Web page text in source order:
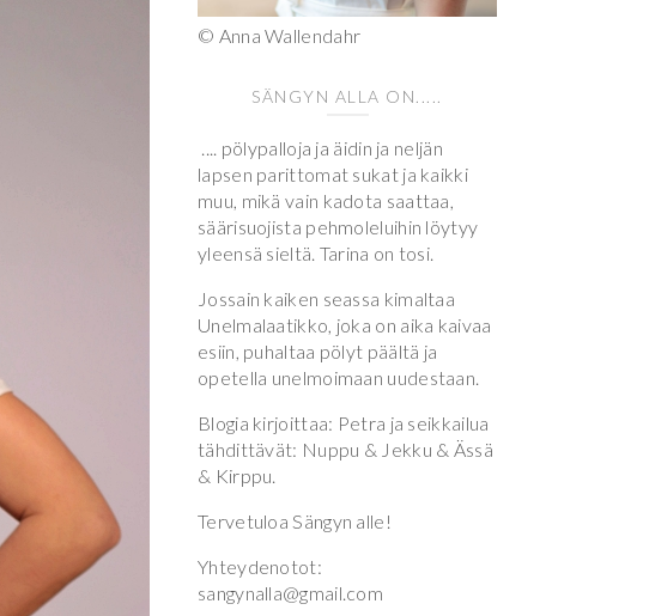
© Anna Wallendahr
SÄNGYN ALLA ON.....
.... pölypalloja ja äidin ja neljän
lapsen parittomat sukat ja kaikki
muu, mikä vain kadota saattaa,
säärisuojista pehmoleluihin löytyy
yleensä sieltä. Tarina on tosi.
Jossain kaiken seassa kimaltaa
Unelmalaatikko, joka on aika kaivaa
esiin, puhaltaa pölyt päältä ja
opetella unelmoimaan uudestaan.
Blogia kirjoittaa: Petra ja seikkailua
tähdittävät: Nuppu & Jekku & Ässä
& Kirppu.
Tervetuloa Sängyn alle!
Yhteydenotot:
sangynalla@gmail.com